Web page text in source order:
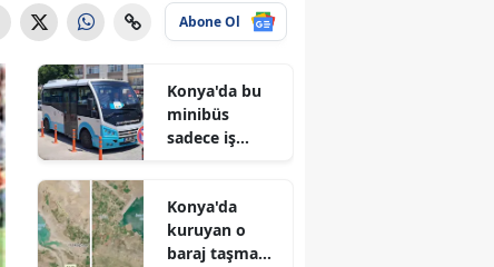
Abone Ol
Konya'da bu
minibüs
sadece iş
Konya'da
kuruyan o
baraj taşma